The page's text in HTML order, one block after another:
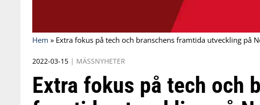
Hem » Extra fokus på tech och branschens framtida utveckling på
2022-03-15 | MÄSSNYHETER
Extra fokus på tech och